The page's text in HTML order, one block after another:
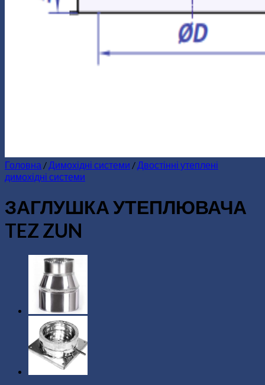
Головна /Димохідні системи /Двостінні утеплені
димохідні системи
ЗАГЛУШКА УТЕПЛЮВАЧА
TEZ ZUN